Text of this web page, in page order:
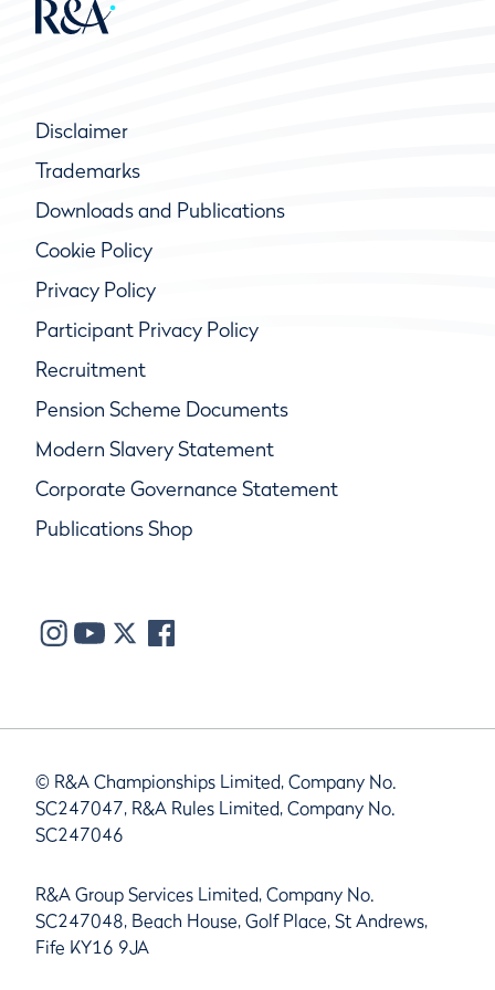
ábyrgðar nefndarinnar að sjá um völlinn í
almennum leik.
Disclaimer
Trademarks
Downloads and Publications
Cookie Policy
Privacy Policy
Participant Privacy Policy
Recruitment
Pension Scheme Documents
Modern Slavery Statement
Corporate Governance Statement
Publications Shop
© R&A Championships Limited, Company No.
SC247047, R&A Rules Limited, Company No.
SC247046
R&A Group Services Limited, Company No.
SC247048, Beach House, Golf Place, St Andrews,
Fife KY16 9JA